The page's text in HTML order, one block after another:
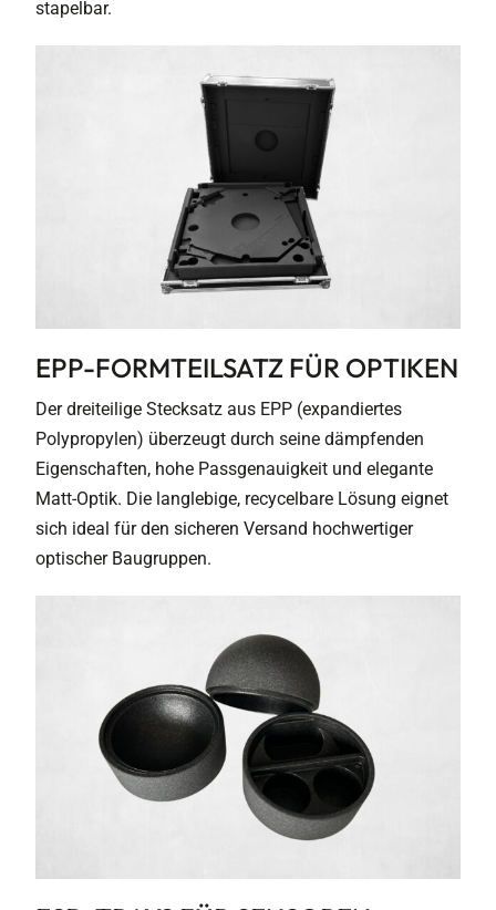
stapelbar.
EPP-FORMTEILSATZ FÜR OPTIKEN
Der dreiteilige Stecksatz aus EPP (expandiertes
Polypropylen) überzeugt durch seine dämpfenden
Eigenschaften, hohe Passgenauigkeit und elegante
Matt-Optik. Die langlebige, recycelbare Lösung eignet
sich ideal für den sicheren Versand hochwertiger
optischer Baugruppen.